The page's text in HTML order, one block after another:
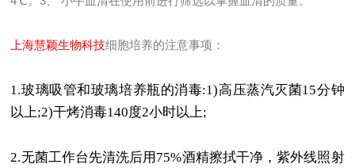
上海慧颖生物科技细胞培养的注意事项：
1.玻璃吸管和玻璃培养瓶的消毒:1)高压蒸汽灭菌15分钟
以上;2)干烤消毒140度2小时以上;
2.无菌工作台先清洗后用 75%酒精擦拭干净，紫外线照射